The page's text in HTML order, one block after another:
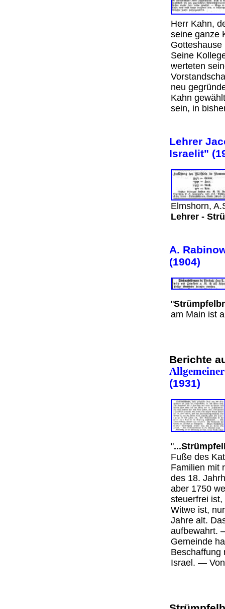
Herr Kahn,
seine ganze
Seine
werteten
neu
Kahn
sein, in
Lehrer
Israelit"
Elmshorn,
Lehrer -
A.
(1904)
"
am Main ist
Berichte
(1931)
"
Fuße des
Familien mit
des 18.
aber 1750
steuerfrei
Witwe ist,
Jahre alt.
aufbewahrt.
Gemeinde
Beschaffung
Israel. —